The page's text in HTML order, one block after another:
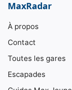
MaxRadar
À propos
Contact
Toutes les gares
Escapades